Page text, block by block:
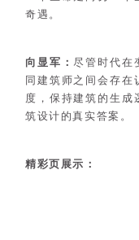
奇遇。
向显军： 尽管时代在
同建筑师之间会存在
度，保持建筑的生成
筑设计的真实答案。
精彩页展示：